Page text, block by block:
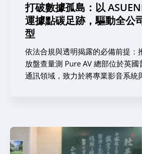
打破數據孤島：以
運據點碳足跡，驅動全公
型
依法合規與透明揭露的必備前提：
放盤查量測 Pure AV 總部位於英
通訊領域，致力於將專業影音系統
業、教育機構、公共部門及醫療
織。憑藉著涵蓋「規劃設計、系統